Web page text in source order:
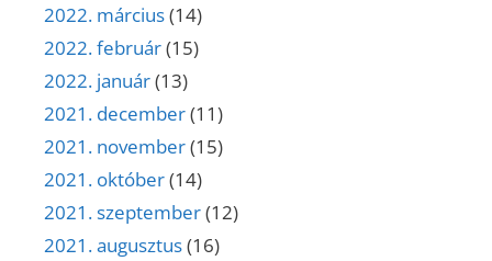
2022. március(14)
2022. február(15)
2022. január(13)
2021. december(11)
2021. november(15)
2021. október(14)
2021. szeptember(12)
2021. augusztus(16)